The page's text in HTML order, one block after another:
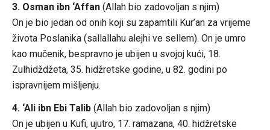
3. Osman ibn ‘Affan(Allah bio zadovoljan s njim)
On je bio jedan od onih koji su zapamtili Kur’an za vrijeme
života Poslanika (sallallahu alejhi ve sellem). On je umro
kao mučenik, bespravno je ubijen u svojoj kući, 18.
Zulhidždžeta, 35. hidžretske godine, u 82. godini po
ispravnijem mišljenju.
4. ‘Ali ibn Ebi Talib(Allah bio zadovoljan s njim)
On je ubijen u Kufi, ujutro, 17. ramazana, 40. hidžretske